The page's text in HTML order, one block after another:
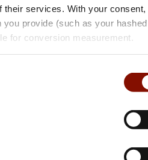
services. With your consent,
provide (such as your hashed
for conversion measurement.